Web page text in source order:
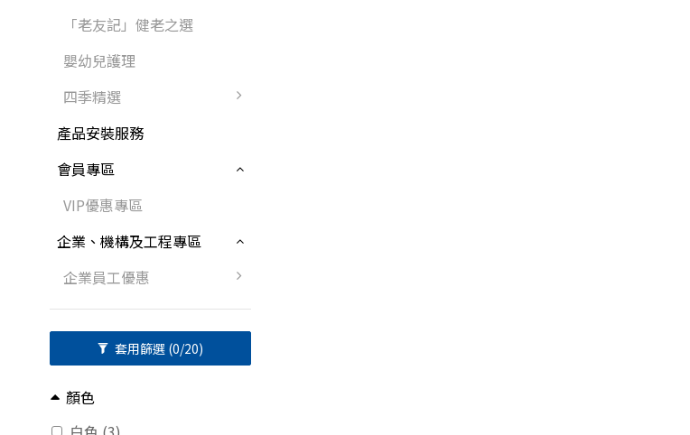
「老友記」健老之選
嬰幼兒護理
四季精選
產品安裝服務
會員專區
VIP優惠專區
企業、機構及工程專區
企業員工優惠
套用篩選 (0/20)
顏色